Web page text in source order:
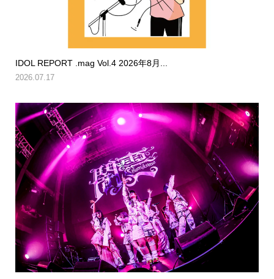
IDOL REPORT .mag Vol.4 2026年8月...
2026.07.17